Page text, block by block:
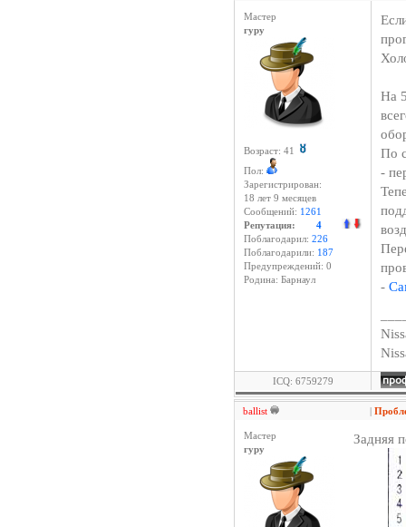
Мастер
гуру
Возраст: 41
Пол:
Зарегистрирован:
18 лет 9 месяцев
Сообщений: 1261
Репутация: 4
Поблагодарил: 226
Поблагодарили: 187
Предупреждений: 0
Родина: Барнаул
На
По
-
-
ICQ: 6759279
ballist |
Мастер
гуру
Задняя